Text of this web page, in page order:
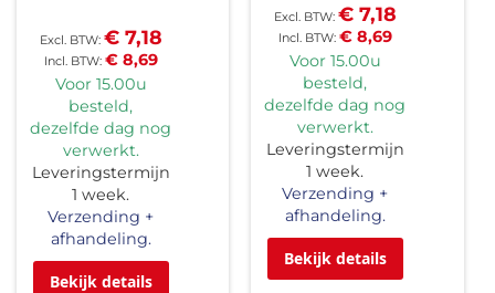
€ 8,69
€ 7,18
Voor 15.00u
besteld,
dezelfde dag nog
verwerkt.
Leveringstermijn
1 week.
Verzending +
afhandeling.
Bekijk details
€ 8,69
€ 7,18
Voor 15.00u
besteld,
dezelfde dag nog
verwerkt.
Leveringstermijn
1 week.
Verzending +
afhandeling.
Bekijk details